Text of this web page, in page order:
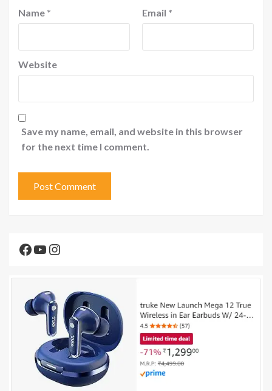
Name * Email *
Website
Save my name, email, and website in this browser
for the next time I comment.
Facebook
YouTube
Instagram